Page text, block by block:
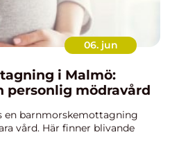
06. jun
i Malmö:
personlig mödravård
en barnmorskemottagning
vård. Här finner blivande